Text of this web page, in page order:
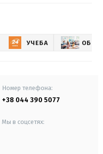
УЧЕБА
Номер телефона:
+38 044 390 5077
Мы в соцсетях: